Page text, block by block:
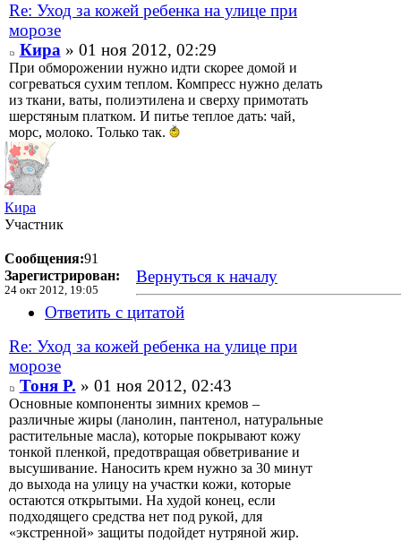
Re: Уход за кожей ребенка на улице при
морозе
Кира» 01 ноя 2012, 02:29
При обморожении нужно идти скорее домой и
согреваться сухим теплом. Компресс нужно делать
из ткани, ваты, полиэтилена и сверху примотать
шерстяным платком. И питье теплое дать: чай,
морс, молоко. Только так.
Кира
Участник
Сообщения:91
Зарегистрирован:
24 окт 2012, 19:05
Вернуться к началу
Ответить с цитатой
Re: Уход за кожей ребенка на улице при
морозе
Тоня Р. » 01 ноя 2012, 02:43
Основные компоненты зимних кремов –
различные жиры (ланолин, пантенол, натуральные
растительные масла), которые покрывают кожу
тонкой пленкой, предотвращая обветривание и
высушивание. Наносить крем нужно за 30 минут
до выхода на улицу на участки кожи, которые
остаются открытыми. На худой конец, если
подходящего средства нет под рукой, для
«экстренной» защиты подойдет нутряной жир.